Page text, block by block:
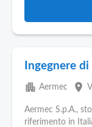
Ingegnere
apartment Aermec place
Aermec S.p.A.,
riferimento in